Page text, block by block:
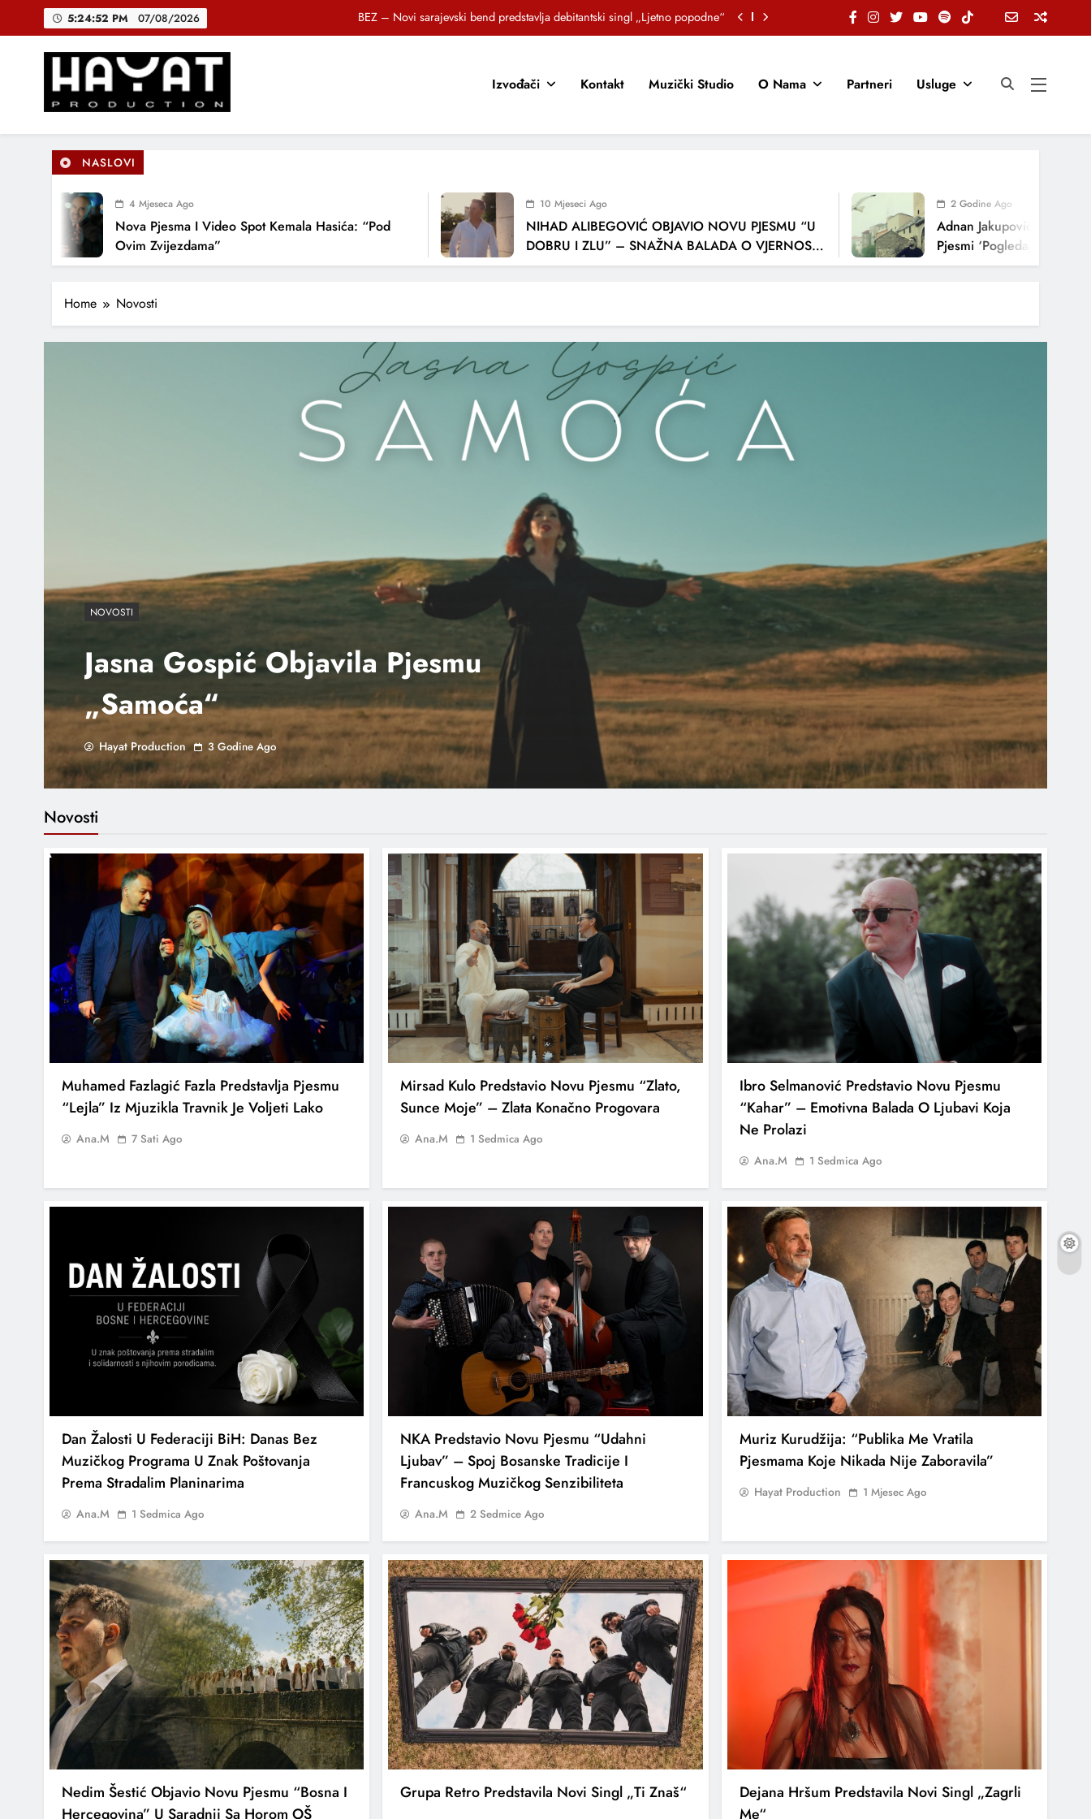
5:24:54 PM 07/08/2026
Brat i sestra, Biljana i Tedi Zeroski, predstavljaju novu pjesmu „Sreća je“
Muhamed Fazlagić Fazla predstavlja pjesmu “Lejla” iz mjuzikla Travnik je voljeti lako
Hayat Production
Promocija domaće muzike
Izvođači Kontakt Muzički Studio O Nama Partneri Usluge
NASLOVI
4 Mjeseca Ago
Nova Pjesma I Video Spot Kemala Hasića: “Pod
Ovim Zvijezdama”
10 Mjeseci Ago
NIHAD ALIBEGOVIĆ OBJAVIO NOVU PJESMU “U
DOBRU I ZLU” – SNAŽNA BALADA O VJERNOSTI,
LJUBAVI I VREMENU KOJE NAS MIJENJA
2 Godine Ago
Adnan Jakupović Donosi Snažnu
Pjesmi ‘Pogledaj Me’
Home Novosti
NOVOSTI
Jasna Gospić Objavila Pjesmu
„Samoća“
Hayat Production 3 Godine Ago
Novosti
Muhamed Fazlagić Fazla Predstavlja Pjesmu
“Lejla” Iz Mjuzikla Travnik Je Voljeti Lako
Ana.M 7 Sati Ago
Mirsad Kulo Predstavio Novu Pjesmu “Zlato,
Sunce Moje” – Zlata Konačno Progovara
Ana.M 1 Sedmica Ago
Ibro Selmanović Predstavio Novu Pjesmu
“Kahar” – Emotivna Balada O Ljubavi Koja
Ne Prolazi
Ana.M 1 Sedmica Ago
Dan Žalosti U Federaciji BiH: Danas Bez
Muzičkog Programa U Znak Poštovanja
Prema Stradalim Planinarima
Ana.M 1 Sedmica Ago
NKA Predstavio Novu Pjesmu “Udahni
Ljubav” – Spoj Bosanske Tradicije I
Francuskog Muzičkog Senzibiliteta
Ana.M 2 Sedmice Ago
Muriz Kurudžija: “Publika Me Vratila
Pjesmama Koje Nikada Nije Zaboravila”
Hayat Production 1 Mjesec Ago
Nedim Šestić Objavio Novu Pjesmu “Bosna I
Hercegovina” U Saradnji Sa Horom OŠ
Grupa Retro Predstavila Novi Singl „Ti Znaš“
Dejana Hršum Predstavila Novi Singl „Zagrli
Me“